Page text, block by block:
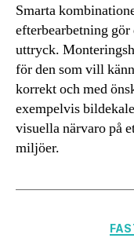
Smarta
efterbearbetning
uttryck.
för den som vill
korrekt och med
exempelvis
visuella närvaro på
miljöer.